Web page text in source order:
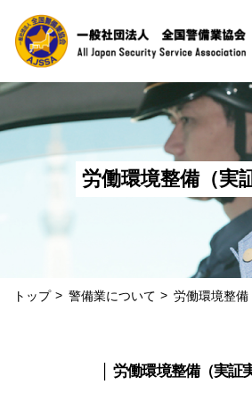
労働環境整備（実
トップ 警備業について 労働環境整備
│ 労働環境整備（実証